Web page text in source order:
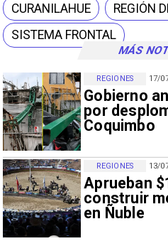
MÁS
17/
Gobierno
por
Coquimbo
REGIONES
13/
Aprueban
construir
en Ñuble
REGIONES
CURANILAHUE
REGIÓN
SISTEMA FRONTAL